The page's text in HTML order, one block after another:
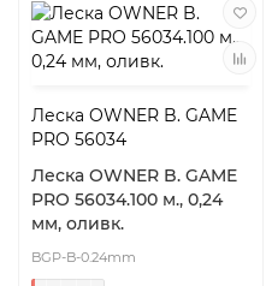
Леска OWNER B. GAME
PRO 56034
Леска OWNER B. GAME
PRO 56034.100 м., 0,24
мм, оливк.
BGP-B-0.24mm